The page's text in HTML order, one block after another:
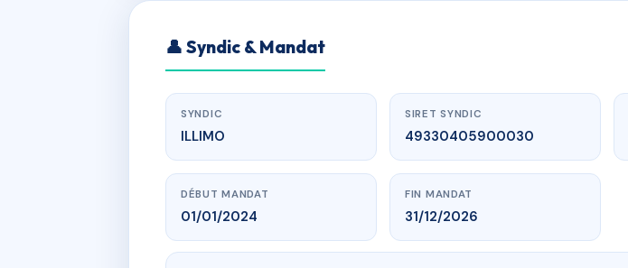
👤 Syndic & Mandat
SYNDIC
ILLIMO
SIRET SYNDIC
49330405900030
DÉBUT MANDAT
01/01/2024
FIN MANDAT
31/12/2026